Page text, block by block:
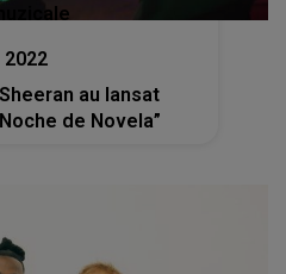
2022
au lansat
de Novela”